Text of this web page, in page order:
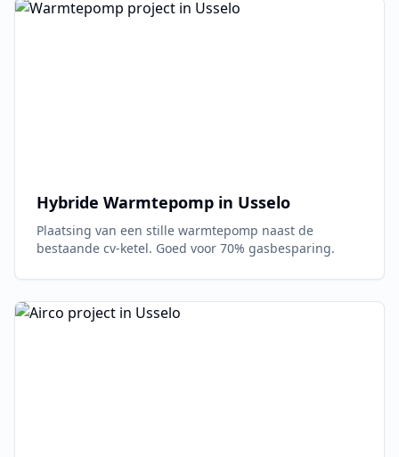
Hybride Warmtepomp in Usselo
Plaatsing van een stille warmtepomp naast de
bestaande cv-ketel. Goed voor 70% gasbesparing.